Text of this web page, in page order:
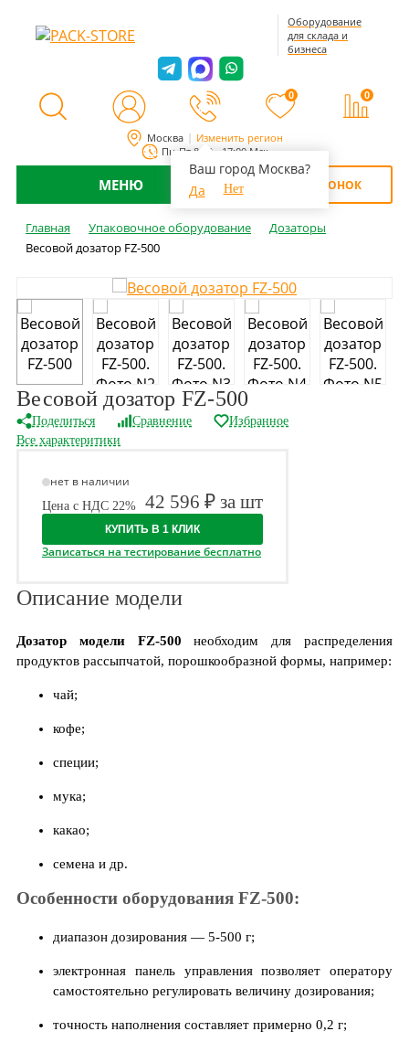
Москва Изменить регион
Ваш город Москва?
Да
Нет
Пн-Пт 8:00 - 17:00 Мск
Оборудование
для склада и
бизнеса
0 0
МЕНЮ ОБРАТНЫЙ ЗВОНОК
Главная Упаковочное оборудование
Дозаторы
Весовой дозатор FZ-500
Весовой дозатор FZ-500
Поделиться Сравнение
Избранное
Все характеритики
нет в наличии
Цена с НДС 22% 42 596 ₽ за шт
КУПИТЬ В 1 КЛИК
Записаться на тестирование бесплатно
Описание модели
Дозатор модели FZ-500 необходим для распределения
продуктов рассыпчатой, порошкообразной формы, например:
чай;
кофе;
специи;
мука;
какао;
семена и др.
Особенности оборудования FZ-500:
диапазон дозирования — 5-500 г;
электронная панель управления позволяет оператору
самостоятельно регулировать величину дозирования;
точность наполнения составляет примерно 0,2 г;